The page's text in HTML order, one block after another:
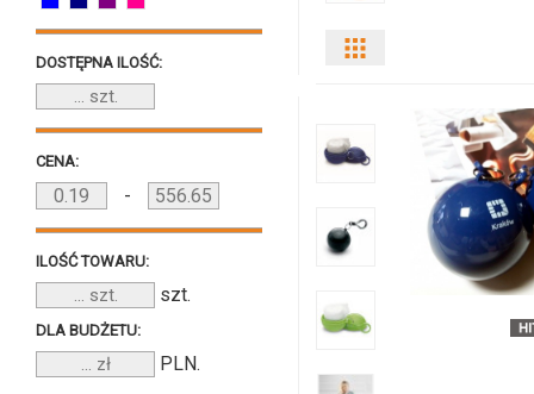
DOSTĘPNA ILOŚĆ:
CENA:
-
ILOŚĆ TOWARU:
szt.
DLA BUDŻETU:
PLN.
produktu
12